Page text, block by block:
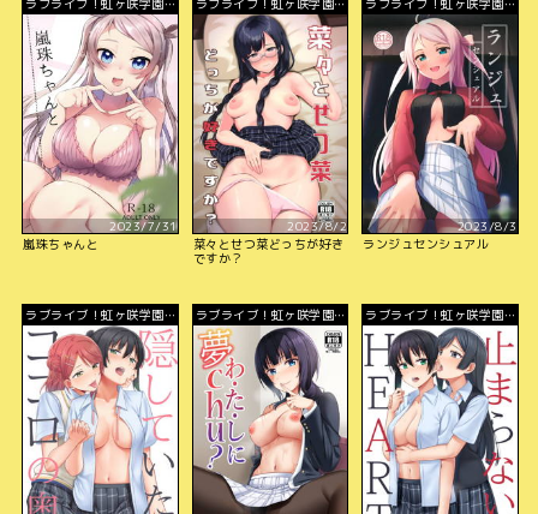
クールアイドル同好会
2023/7/31
嵐珠ちゃんと
クールアイドル同好会
2023/8/2
菜々とせつ菜どっちが好き
ですか？
クールアイドル同好会
2023/8/3
ランジュセンシュアル
ラブライブ！虹ヶ咲学園ス
クールアイドル同好会
ラブライブ！虹ヶ咲学園ス
クールアイドル同好会
ラブライブ！虹ヶ咲学園ス
クールアイドル同好会